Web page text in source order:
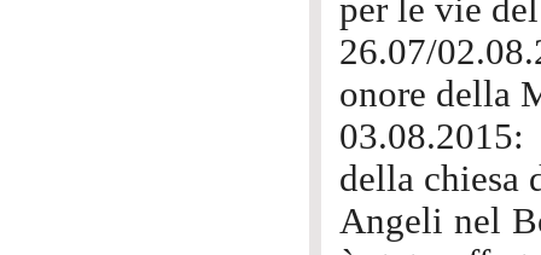
per le vie
26.07/
onore della
03.08.2015:
della chiesa
Angeli nel